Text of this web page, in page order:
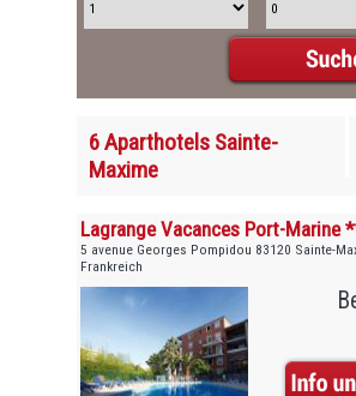
6 Aparthotels Sainte-
Maxime
Lagrange Vacances Port-Marine
5 avenue Georges Pompidou 83120 Sainte-
Frankreich